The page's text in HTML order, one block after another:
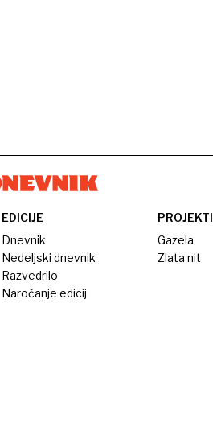
EDICIJE
Dnevnik
Nedeljski dnevnik
Razvedrilo
Naročanje edicij
PROJEKTI
Gazela
Zlata nit